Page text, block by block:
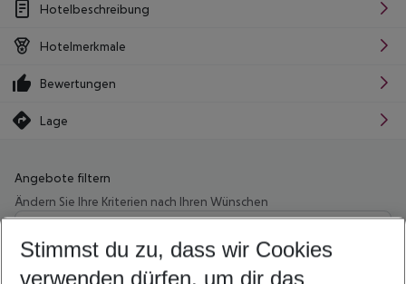
Hotelbeschreibung
Hotelmerkmale
Bewertungen
Lage
Angebote filtern
Ändern Sie Ihre Kriterien nach Ihren Wünschen
Beliebiger Abflughafen
Wähle deinen Reisezeitraum
Stimmst du zu, dass wir Cookies
verwenden dürfen, um dir das